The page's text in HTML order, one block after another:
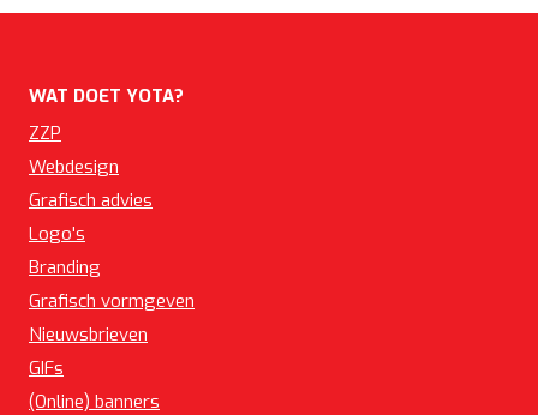
WAT DOET YOTA?
ZZP
Webdesign
Grafisch advies
Logo's
Branding
Grafisch vormgeven
Nieuwsbrieven
GIFs
(Online) banners